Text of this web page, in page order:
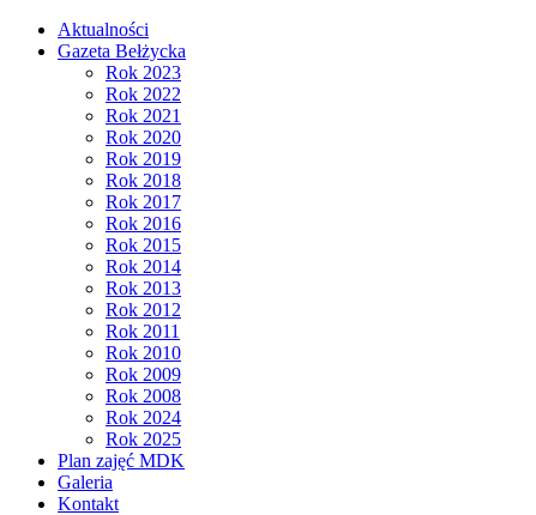
Aktualności
Gazeta Bełżycka
Rok 2023
Rok 2022
Rok 2021
Rok 2020
Rok 2019
Rok 2018
Rok 2017
Rok 2016
Rok 2015
Rok 2014
Rok 2013
Rok 2012
Rok 2011
Rok 2010
Rok 2009
Rok 2008
Rok 2024
Rok 2025
Plan zajęć MDK
Galeria
Kontakt